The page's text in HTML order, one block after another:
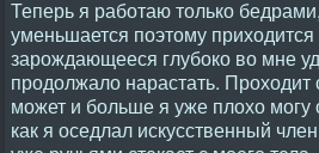
Теперь я работаю только
уменьшается поэтому
зарождающееся глубоко во мне
продолжало нарастать. Проходит
может и больше я уже плохо могу
как я оседлал искусственный